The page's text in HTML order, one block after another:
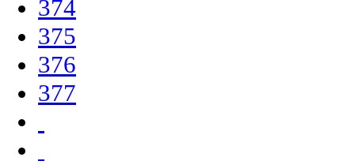
374
375
376
377